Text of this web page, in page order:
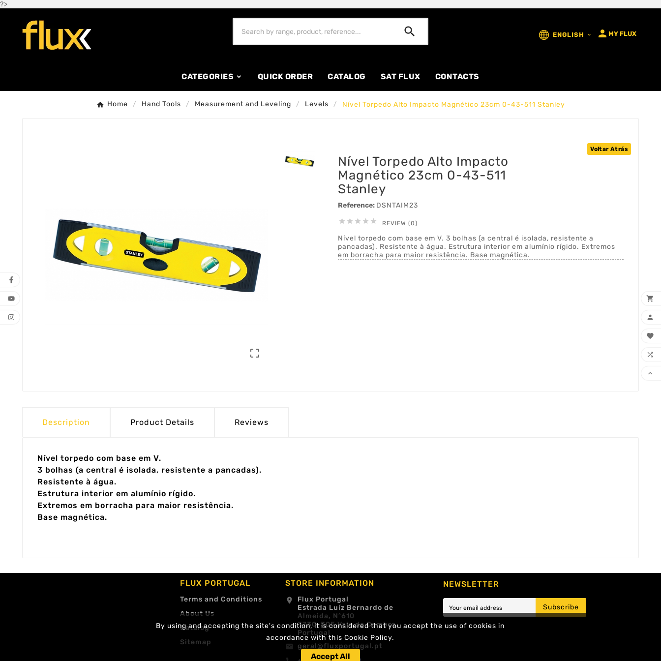
?>
By using and accepting the site's condition, it is considered that you accept the use of cookies in
accordance with this Cookie Policy.
Accept All
 ENGLISH   MY FLUX
CATEGORIES QUICK ORDER CATALOG SAT FLUX CONTACTS
Home Hand Tools Measurement and Leveling Levels Nível Torpedo Alto Impacto Magnético 23cm 0-43-511 Stanley

Voltar Atrás
Nível Torpedo Alto Impacto
Magnético 23cm 0-43-511
Stanley
Reference: DSNTAIM23
     REVIEW (0)
Nível torpedo com base em V. 3 bolhas (a central é isolada, resistente a
pancadas). Resistente à água. Estrutura interior em alumínio rígido. Extremos
em borracha para maior resistência. Base magnética.
Description Product Details Reviews
Nível torpedo com base em V.
3 bolhas (a central é isolada, resistente a pancadas).
Resistente à água.
Estrutura interior em alumínio rígido.
Extremos em borracha para maior resistência.
Base magnética.
FLUX PORTUGAL
Terms and Conditions
About Us
Catalog
Sitemap
STORE INFORMATION
location_on
Flux Portugal
Estrada Luíz Bernardo de
Almeida, Nº610
3730-305 Vale de Cambra
Portugal
email
geral@fluxportugal.pt
NEWSLETTER
Subscribe




